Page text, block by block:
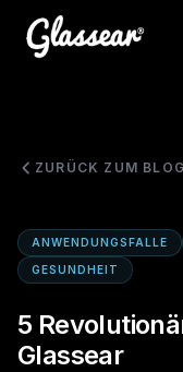
ZURÜCK ZUM BLOG
ANWENDUNGSFALLE
GESUNDHEIT
5
Glassear